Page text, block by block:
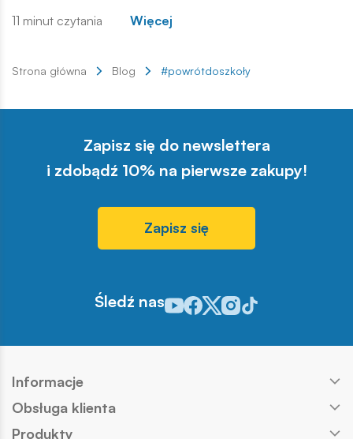
znajdują się zarówno
kontynuacje popularnych
modele, które trafią do
tygodniach. Zachęcamy do
materiałami produktowymi.
11 minut czytania Więcej
Strona główna Blog #powrótdoszkoły
Zapisz się do newslettera
i zdobądź 10% na pierwsze zakupy!
Zapisz się
Śledź nasOdwiedź nasz profil w serwisie
Odwiedź nasz profil w serwisie
Odwiedź nasz profil w
Odwiedź nasz profil w
Odwiedź nasz profil
Informacje
Obsługa klienta
Produkty